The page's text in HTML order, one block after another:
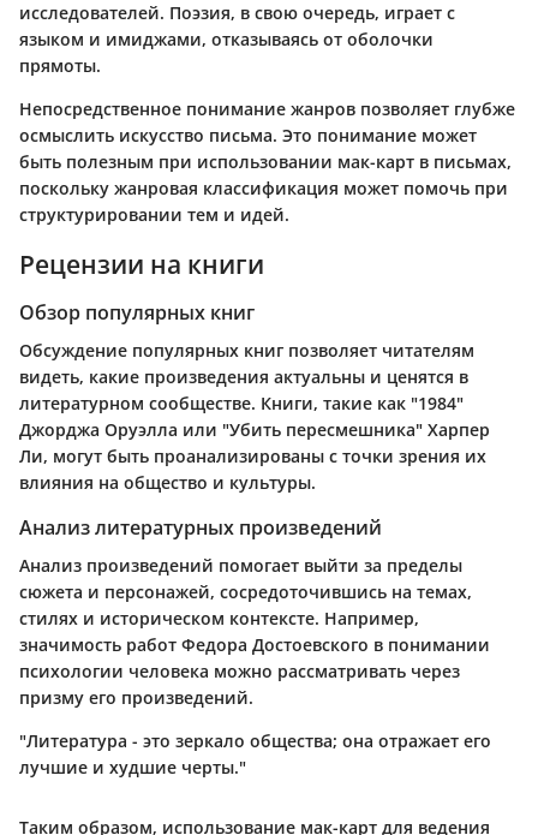
исследователей. Поэзия, в свою очередь, играет с
языком и имиджами, отказываясь от оболочки
прямоты.
Непосредственное понимание жанров позволяет глубже
осмыслить искусство письма. Это понимание может
быть полезным при использовании мак-карт в письмах,
поскольку жанровая классификация может помочь при
структурировании тем и идей.
Рецензии на книги
Обзор популярных книг
Обсуждение популярных книг позволяет читателям
видеть, какие произведения актуальны и ценятся в
литературном сообществе. Книги, такие как "1984"
Джорджа Оруэлла или "Убить пересмешника" Харпер
Ли, могут быть проанализированы с точки зрения их
влияния на общество и культуры.
Анализ литературных произведений
Анализ произведений помогает выйти за пределы
сюжета и персонажей, сосредоточившись на темах,
стилях и историческом контексте. Например,
значимость работ Федора Достоевского в понимании
психологии человека можно рассматривать через
призму его произведений.
"Литература - это зеркало общества; она отражает его
лучшие и худшие черты."
Таким образом, использование мак-карт для ведения